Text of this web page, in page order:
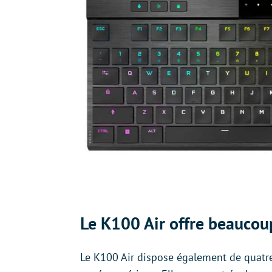
Le K100 Air offre
Le K100 Air dispose également de